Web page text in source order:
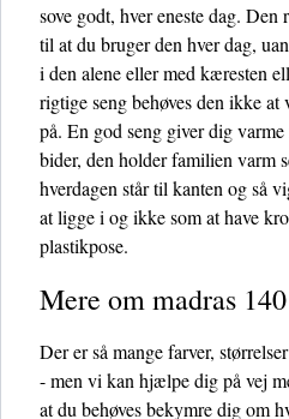
sove godt, hver eneste dag.
til at du bruger den hver dag,
i den alene eller med kæresten
rigtige seng behøves den ikke
på. En god seng giver dig
bider, den holder familien varm
hverdagen står til kanten og så
at ligge i og ikke som at have
plastikpose.
Mere om madras
Der er så mange farver,
- men vi kan hjælpe dig på vej
at du behøves bekymre dig om